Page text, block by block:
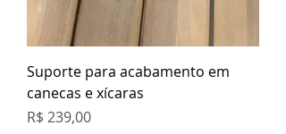
Suporte para acabamento em
canecas e xícaras
Preço
R$ 239,00